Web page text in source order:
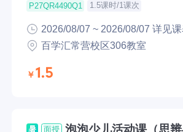
P27QR4490Q1 1.5课时/1课次
2026/08/07 ~ 2026/08/07 详见
百学汇常营校区306教室
1.5
暑 面授
泡泡少儿活动课（思